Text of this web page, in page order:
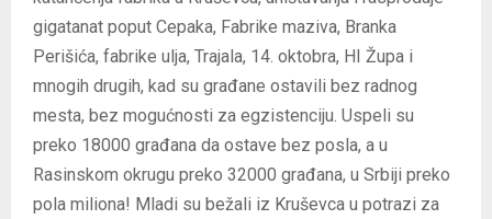
gigatanat poput Cepaka, Fabrike maziva, Branka
Perišića, fabrike ulja, Trajala, 14. oktobra, HI Župa i
mnogih drugih, kad su građane ostavili bez radnog
mesta, bez mogućnosti za egzistenciju. Uspeli su
preko 18000 građana da ostave bez posla, a u
Rasinskom okrugu preko 32000 građana, u Srbiji preko
pola miliona! Mladi su bežali iz Kruševca u potrazi za